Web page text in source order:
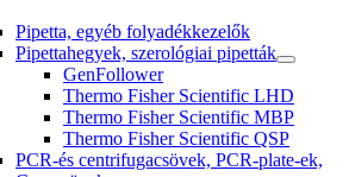
Pipetta, egyéb folyadékkezelők
Pipettahegyek, szerológiai pipetták
GenFollower
Thermo Fisher Scientific LHD
Thermo Fisher Scientific MBP
Thermo Fisher Scientific QSP
PCR-és centrifugacsövek, PCR-plate-ek,